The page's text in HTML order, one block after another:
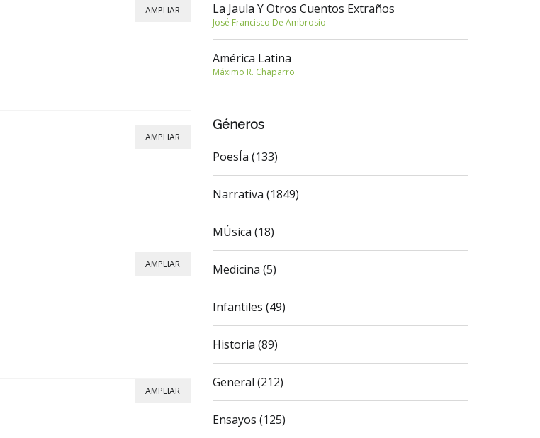
AMPLIAR
AMPLIAR
AMPLIAR
AMPLIAR
La Jaula Y Otros Cuentos Extraños
José Francisco De Ambrosio
América Latina
Máximo R. Chaparro
Géneros
PoesÍa (133)
Narrativa (1849)
MÚsica (18)
Medicina (5)
Infantiles (49)
Historia (89)
General (212)
Ensayos (125)